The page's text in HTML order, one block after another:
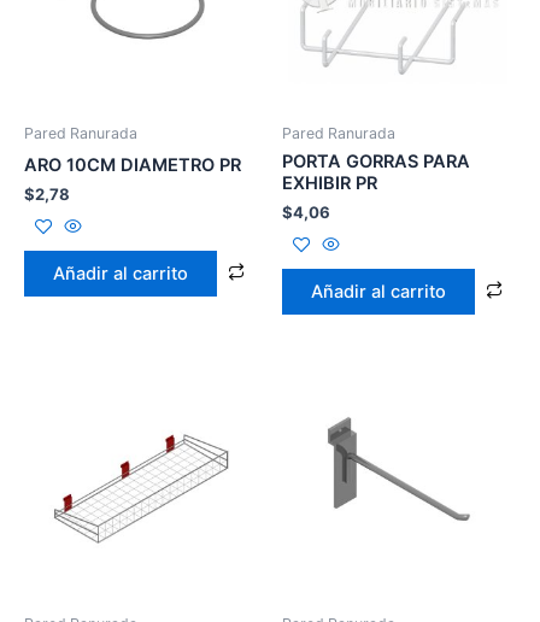
Pared Ranurada
ARO 10CM DIAMETRO PR
$2,78
Añadir al carrito
Pared Ranurada
PORTA GORRAS PARA
EXHIBIR PR
$4,06
Añadir al carrito